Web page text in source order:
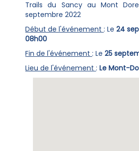
Trails du Sancy au Mont
septembre 2022
Début de l'événement: Le24
08h00
Fin de l'événement: Le25
Lieu de l'événement:Le Mont-